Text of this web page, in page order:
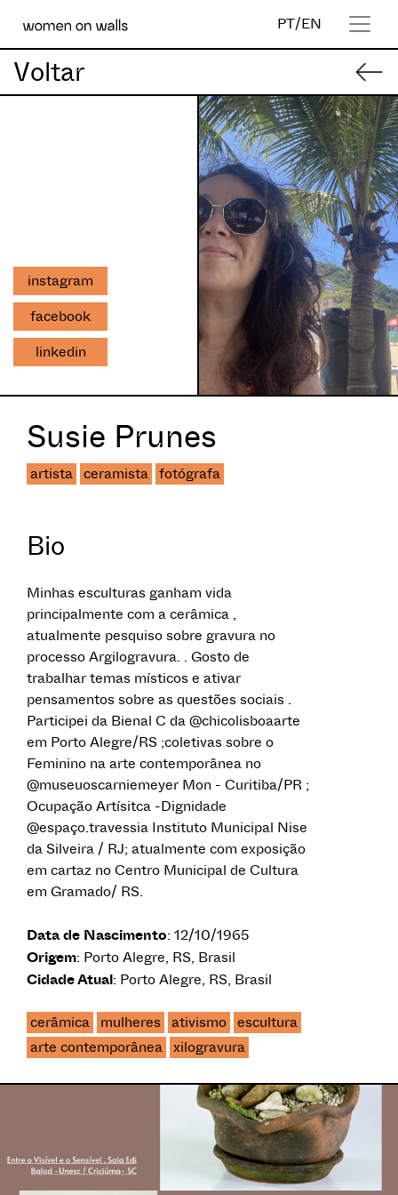
PT/EN
Voltar
instagram
facebook
linkedin
Susie Prunes
artista ceramista fotógrafa
Bio
Minhas esculturas ganham vida
principalmente com a cerâmica ,
atualmente pesquiso sobre gravura no
processo Argilogravura. . Gosto de
trabalhar temas místicos e ativar
pensamentos sobre as questões sociais .
Participei da Bienal C da @chicolisboaarte
em Porto Alegre/RS ;coletivas sobre o
Feminino na arte contemporânea no
@museuoscarniemeyer Mon - Curitiba/PR ;
Ocupação Artísitca -Dignidade
@espaço.travessia Instituto Municipal Nise
da Silveira / RJ; atualmente com exposição
em cartaz no Centro Municipal de Cultura
em Gramado/ RS.
Data de Nascimento: 12/10/1965
Origem: Porto Alegre, RS, Brasil
Cidade Atual: Porto Alegre, RS, Brasil
cerâmica mulheres ativismo escultura
arte contemporânea xilogravura